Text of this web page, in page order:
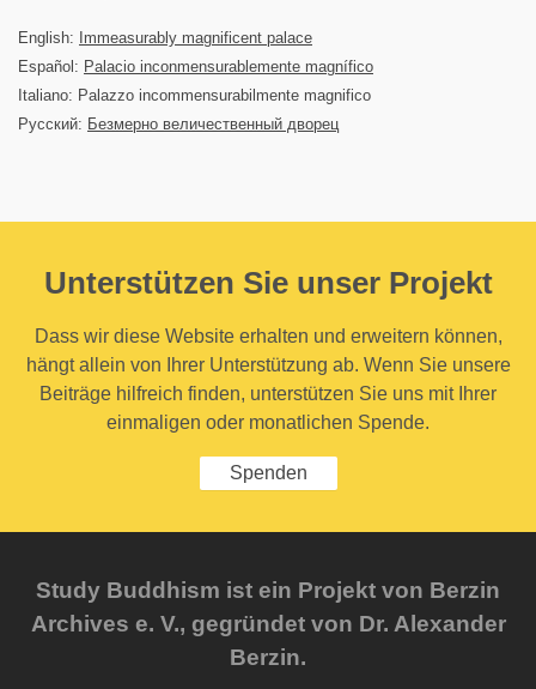
English:
Immeasurably magnificent palace
Español: Palacio inconmensurablemente magnífico
Italiano: Palazzo incommensurabilmente magnifico
Русский: Безмерно величественный дворец
Unterstützen Sie unser Projekt
Dass wir diese Website erhalten und erweitern können,
hängt allein von Ihrer Unterstützung ab. Wenn Sie unsere
Beiträge hilfreich finden, unterstützen Sie uns mit Ihrer
einmaligen oder monatlichen Spende.
Spenden
Study Buddhism ist ein Projekt von Berzin
Archives e. V., gegründet von Dr. Alexander
Berzin.